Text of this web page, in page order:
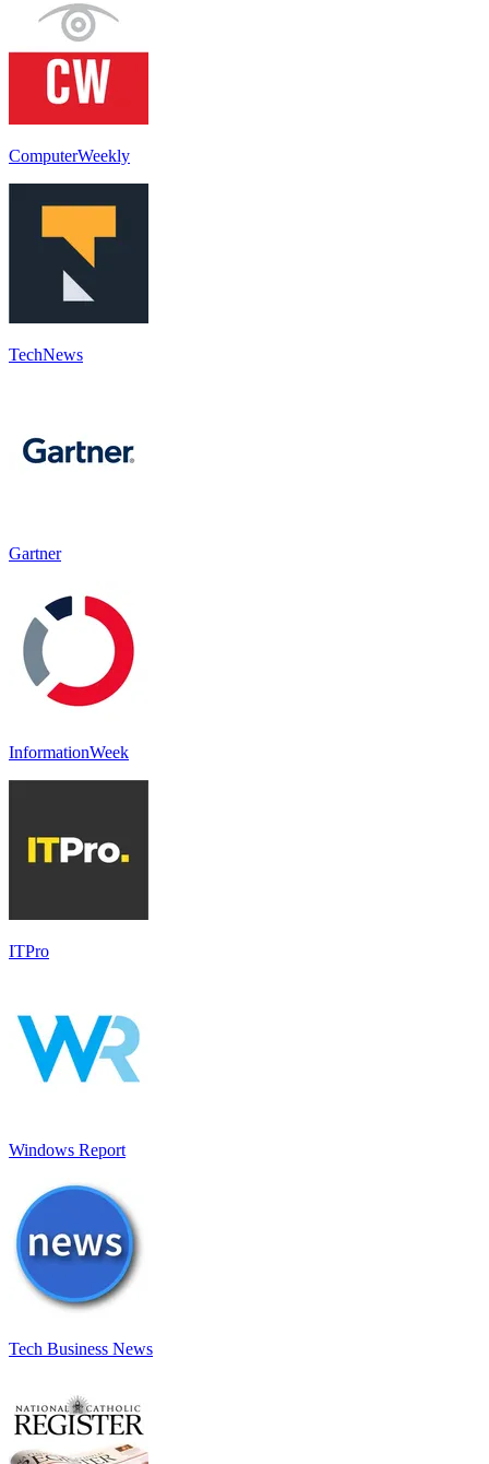
ComputerWeekly
TechNews
Gartner
InformationWeek
ITPro
Windows Report
Tech Business News